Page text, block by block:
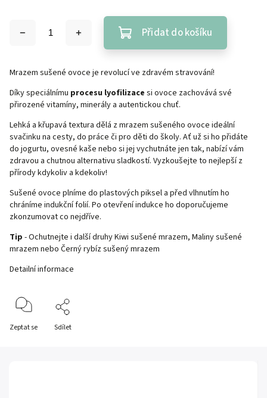
Přidat do košíku
Mrazem sušené ovoce je revolucí ve zdravém stravování!
Díky speciálnímu procesu lyofilizace si ovoce zachovává své
přirozené vitamíny, minerály a autentickou chuť.
Lehká a křupavá textura dělá z mrazem sušeného ovoce ideální
svačinku na cesty, do práce či pro děti do školy. Ať už si ho přidáte
do jogurtu, ovesné kaše nebo si jej vychutnáte jen tak, nabízí vám
zdravou a chutnou alternativu sladkostí. Vyzkoušejte to nejlepší z
přírody kdykoliv a kdekoliv!
Sušené ovoce plníme do plastových piksel a před vlhnutím ho
chráníme indukční folií. Po otevření indukce ho doporučujeme
zkonzumovat co nejdříve.
Tip - Ochutnejte i další druhyKiwi sušené mrazem, Maliny sušené
mrazem nebo Černý rybíz sušený mrazem
Detailní informace
Zeptat se Sdílet